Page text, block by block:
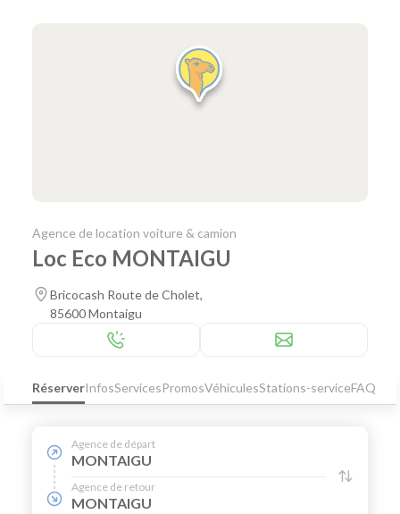
Agence de location voiture & camion
Loc Eco MONTAIGU
Bricocash Route de Cholet,
85600 Montaigu
RéserverInfosServicesPromosVéhiculesStations-serviceFAQ
Agence de départ
MONTAIGU
Agence de retour
MONTAIGU